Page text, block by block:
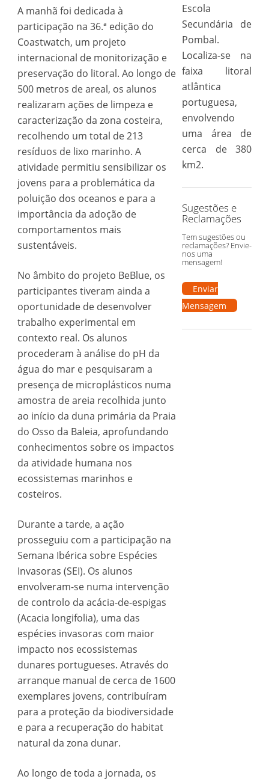
A manhã foi dedicada à
participação na 36.ª edição do
Coastwatch, um projeto
internacional de monitorização e
preservação do litoral. Ao longo de
500 metros de areal, os alunos
realizaram ações de limpeza e
caracterização da zona costeira,
recolhendo um total de 213
resíduos de lixo marinho. A
atividade permitiu sensibilizar os
jovens para a problemática da
poluição dos oceanos e para a
importância da adoção de
comportamentos mais
sustentáveis.
No âmbito do projeto BeBlue, os
participantes tiveram ainda a
oportunidade de desenvolver
trabalho experimental em
contexto real. Os alunos
procederam à análise do pH da
água do mar e pesquisaram a
presença de microplásticos numa
amostra de areia recolhida junto
ao início da duna primária da Praia
do Osso da Baleia, aprofundando
conhecimentos sobre os impactos
da atividade humana nos
ecossistemas marinhos e
costeiros.
Durante a tarde, a ação
prosseguiu com a participação na
Semana Ibérica sobre Espécies
Invasoras (SEI). Os alunos
envolveram-se numa intervenção
de controlo da acácia-de-espigas
(Acacia longifolia), uma das
espécies invasoras com maior
impacto nos ecossistemas
dunares portugueses. Através do
arranque manual de cerca de 1600
exemplares jovens, contribuíram
para a proteção da biodiversidade
e para a recuperação do habitat
natural da zona dunar.
Ao longo de toda a jornada, os
Escola
Secundária de
Pombal.
Localiza-se na
faixa litoral
atlântica
portuguesa,
envolvendo
uma área de
cerca de 380
km2.
Sugestões e
Reclamações
Tem sugestões ou
reclamações? Envie-
nos uma
mensagem!
Enviar
Mensagem